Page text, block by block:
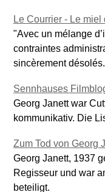
Le Courrier - Le
"Avec un mélange
contraintes
sincèrement désolés.
Sennhauses
Georg Janett war
kommunikativ. Die
Zum Tod von Georg
Georg Janett, 1937
Regisseur und war
beteiligt.